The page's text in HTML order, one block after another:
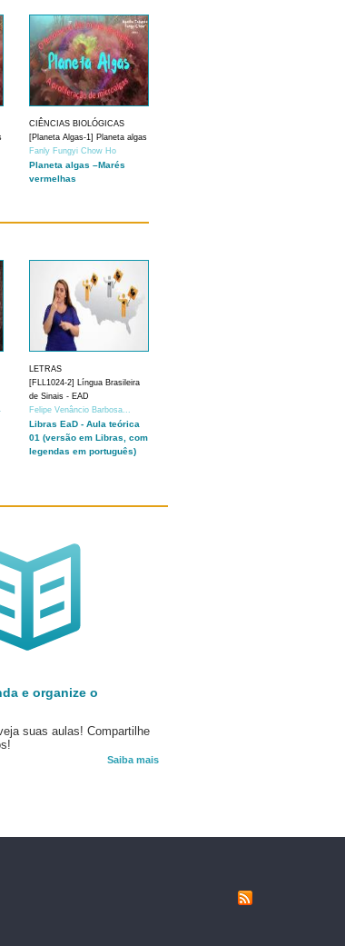
CIÊNCIAS BIOLÓGICAS
[Planeta Algas-1] Planeta algas
Fanly Fungyi Chow Ho
Planeta algas –Marés
vermelhas
LETRAS
[FLL1024-2] Língua Brasileira
de Sinais - EAD
Felipe Venâncio Barbosa...
Libras EaD - Aula teórica
01 (versão em Libras, com
legendas em português)
e organize o
suas aulas! Compartilhe
Saiba mais